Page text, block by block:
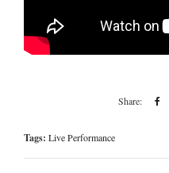
Tags: Live Performance